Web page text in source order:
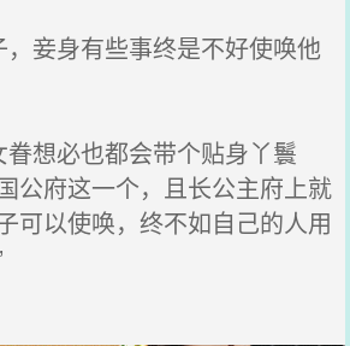
妾身有些事终是不好使唤他
想必也都会带个贴身丫鬟
公府这一个，且长公主府上就
可以使唤，终不如自己的人用